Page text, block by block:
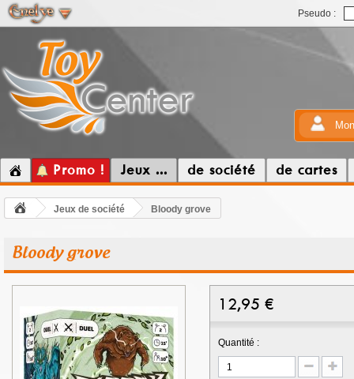
Pseudo :
Promo ! Jeux ... de société de cartes
Jeux de société Bloody grove
Bloody grove
12,95 €
Quantité :